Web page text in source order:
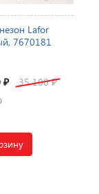
Lafor
7670181
₽ 35 100₽